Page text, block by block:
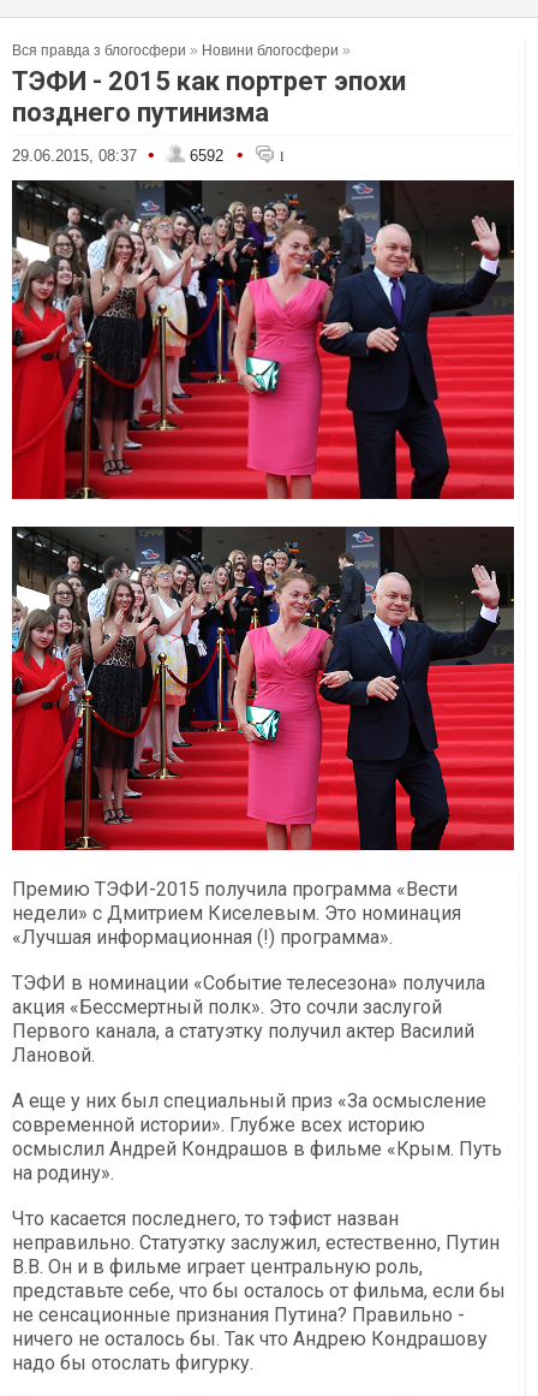
Вся правда з блогосфери » Новини блогосфери »
ТЭФИ - 2015 как портрет эпохи
позднего путинизма
29.06.2015, 08:37 • 6592 • 1
Премию ТЭФИ-2015 получила программа «Вести
недели» с Дмитрием Киселевым. Это номинация
«Лучшая информационная (!) программа».
ТЭФИ в номинации «Событие телесезона» получила
акция «Бессмертный полк». Это сочли заслугой
Первого канала, а статуэтку получил актер Василий
Лановой.
А еще у них был специальный приз «За осмысление
современной истории». Глубже всех историю
осмыслил Андрей Кондрашов в фильме «Крым. Путь
на родину».
Что касается последнего, то тэфист назван
неправильно. Статуэтку заслужил, естественно, Путин
В.В. Он и в фильме играет центральную роль,
представьте себе, что бы осталось от фильма, если бы
не сенсационные признания Путина? Правильно -
ничего не осталось бы. Так что Андрею Кондрашову
надо бы отослать фигурку.